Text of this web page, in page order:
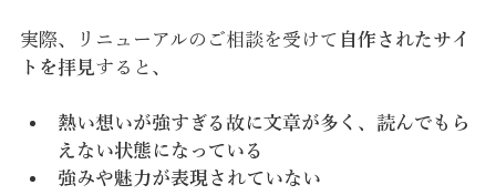
実際、リニューアルのご相談を受けて 自作されたサイ
トを拝見すると、
熱い想いが強すぎる故に文章が多く、読んでもら
えない状態になっている
強みや魅力が表現されていない